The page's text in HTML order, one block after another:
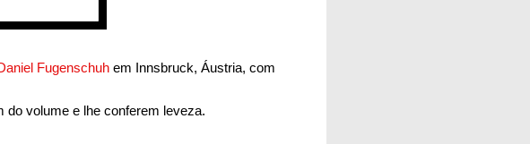
Fugenschuh em Innsbruck, Áustria, com
volume e lhe conferem leveza.